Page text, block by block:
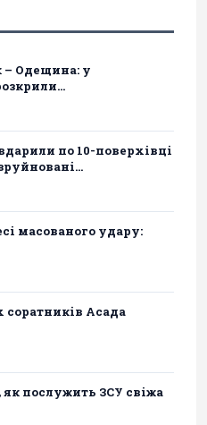
– Одещина: у
по 10-поверхівці
масованого удару:
Асада
як послужить ЗСУ свіжа